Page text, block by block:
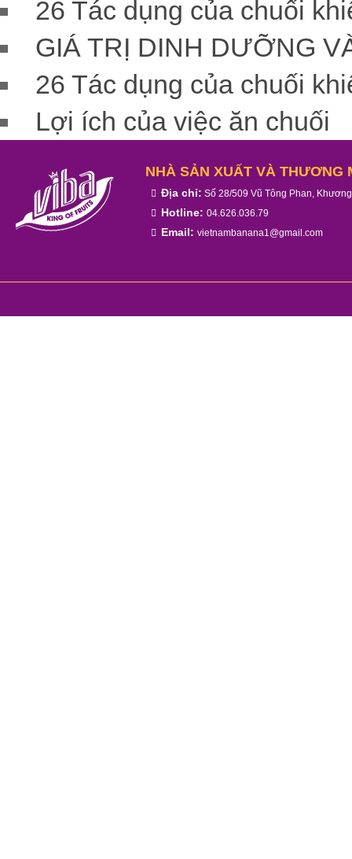
26 Tác dụng của chuối
GIÁ TRỊ DINH DƯỠNG
26 Tác dụng của chuối
Lợi ích của việc ăn chuối
NHÀ SẢN XUẤT VÀ THƯƠNG
Địa chỉ: Số 28/509 Vũ Tông Phan,
Hotline: 04.626.036.79
Email: vietnambanana1@gmail.com